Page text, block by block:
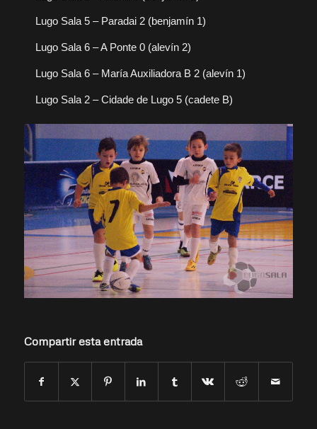
Lugo Sala 5 – Paradai 2 (benjamín 1)
Lugo Sala 6 – A Ponte 0 (alevín 2)
Lugo Sala 6 – María Auxiliadora B 2 (alevín 1)
Lugo Sala 2 – Cidade de Lugo 5 (cadete B)
Compartir esta entrada